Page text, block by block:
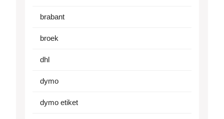
brabant
broek
dhl
dymo
dymo etiket